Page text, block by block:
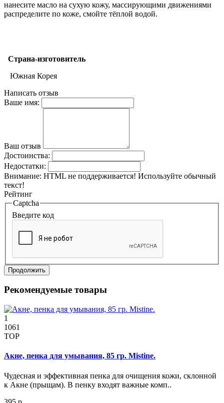
нанесите масло на сухую кожу, массирующими движениями
распределите по коже, смойте тёплой водой.
Страна-изготовитель
Южная Корея
Написать отзыв
Ваше имя:
Ваш отзыв
Достоинства:
Недостатки:
Внимание: HTML не поддерживается! Используйте обычный
текст!
Рейтинг
Captcha
Введите код
Продолжить
Рекомендуемые товары
1
1061
TOP
Акне, пенка для умывания, 85 гр. Mistine.
Чудесная и эффективная пенка для очищения кожи, склонной
к Акне (прыщам). В пенку входят важные комп..